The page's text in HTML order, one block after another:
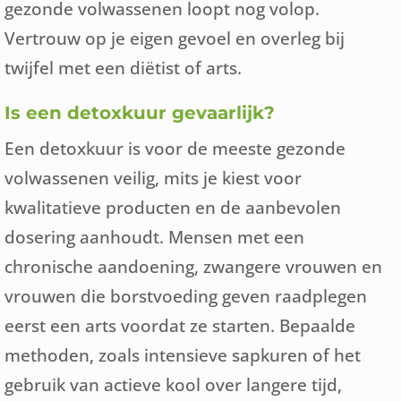
gezonde volwassenen loopt nog volop.
Vertrouw op je eigen gevoel en overleg bij
twijfel met een diëtist of arts.
Is een detoxkuur gevaarlijk?
Een detoxkuur is voor de meeste gezonde
volwassenen veilig, mits je kiest voor
kwalitatieve producten en de aanbevolen
dosering aanhoudt. Mensen met een
chronische aandoening, zwangere vrouwen en
vrouwen die borstvoeding geven raadplegen
eerst een arts voordat ze starten. Bepaalde
methoden, zoals intensieve sapkuren of het
gebruik van actieve kool over langere tijd,